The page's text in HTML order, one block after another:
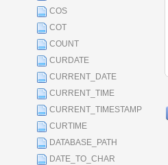
COS
COT
COUNT
CURDATE
CURRENT_DATE
CURRENT_TIME
CURRENT_TIMESTAMP
CURTIME
DATABASE_PATH
DATE_TO_CHAR